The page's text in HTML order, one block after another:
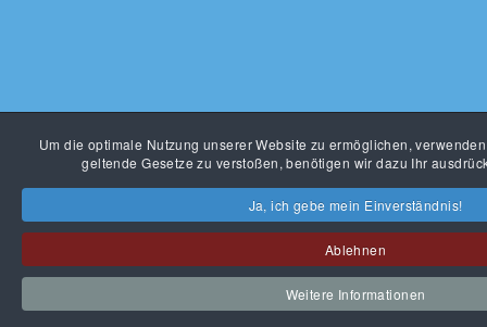
Um die optimale Nutzung unserer Website zu ermöglichen,
geltende Gesetze zu verstoßen, benötigen wir dazu Ihr
Ja, ich gebe mein Einverständnis!
Ablehnen
Weitere Informationen